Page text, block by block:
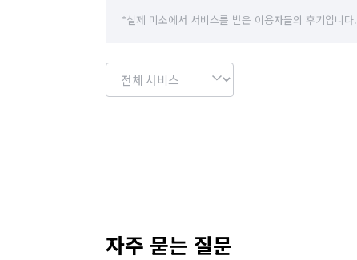
*실제 미소에서 서비스를 받은 이용자들의 후기입니다.
자주 묻는 질문